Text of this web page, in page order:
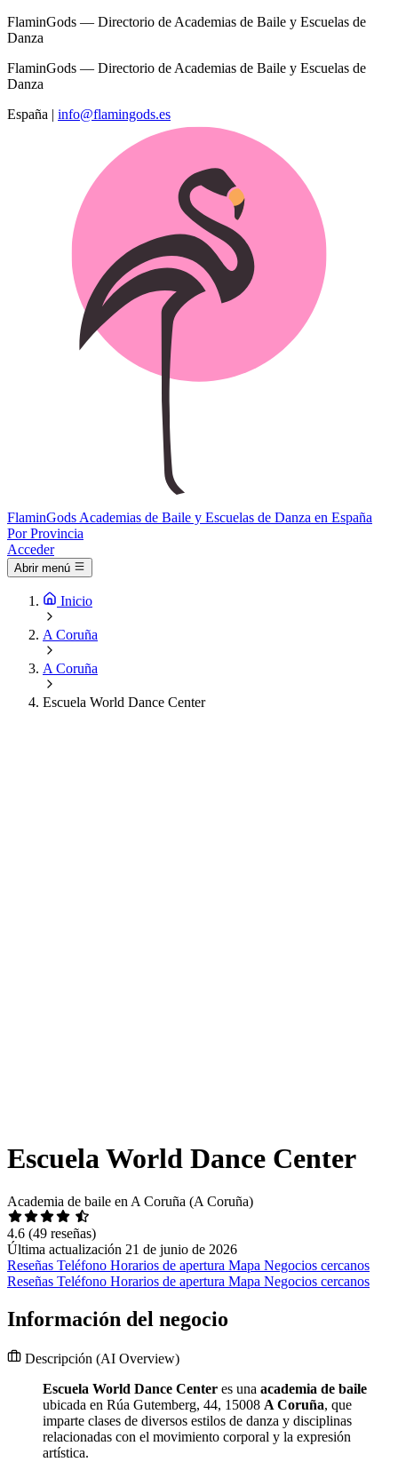
FlaminGods — Directorio de Academias de Baile y Escuelas de
Danza
FlaminGods — Directorio de Academias de Baile y Escuelas de
Danza
España | info@flamingods.es
FlaminGods Academias de Baile y Escuelas de Danza en España
Por Provincia
Acceder
Abrir menú
Inicio
A Coruña
A Coruña
Escuela World Dance Center
Escuela World Dance Center
Academia de baile en A Coruña (A Coruña)
4.6 (49 reseñas)
Última actualización 21 de junio de 2026
Reseñas Teléfono Horarios de apertura Mapa Negocios cercanos
Reseñas Teléfono Horarios de apertura Mapa Negocios cercanos
Información del negocio
Descripción (AI Overview)
Escuela World Dance Center es una academia de baile
ubicada en Rúa Gutemberg, 44, 15008 A Coruña, que
imparte clases de diversos estilos de danza y disciplinas
relacionadas con el movimiento corporal y la expresión
artística.